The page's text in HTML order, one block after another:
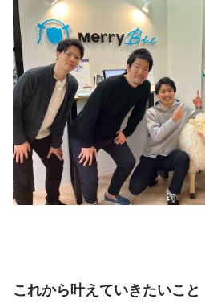
これから叶えていきたいこと